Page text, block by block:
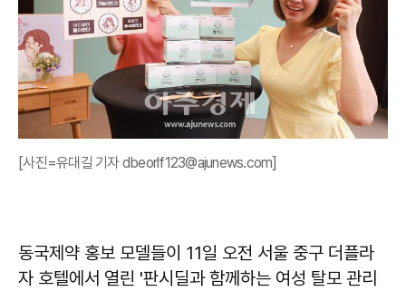
[사진=유대길 기자 dbeorlf123@ajunews.com]
동국제약 홍보 모델들이 11일 오전 서울 중구 더플라
자 호텔에서 열린 '판시딜과 함께하는 여성 탈모 관리